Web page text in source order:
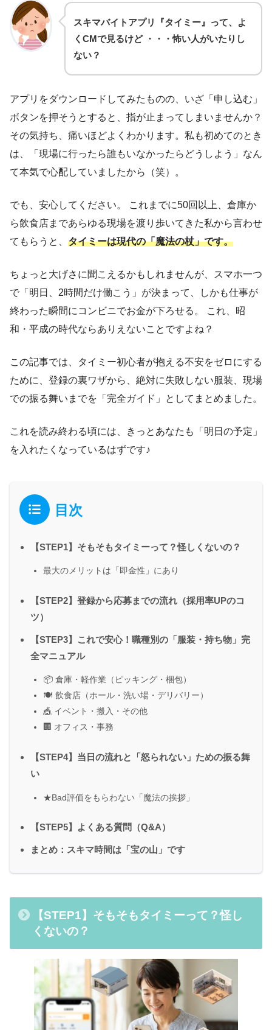
スキマバイトアプリ『タイミー』って、よ
くCMで見るけど ・・・怖い人がいたりし
ない？
アプリをダウンロードしてみたものの、いざ「申し込む」
ボタンを押そうとすると、指が止まってしまいませんか？
その気持ち、痛いほどよくわかります。私も初めてのとき
は、「現場に行ったら誰もいなかったらどうしよう」なん
て本気で心配していましたから（笑）。
でも、安心してください。 これまでに50回以上、倉庫か
ら飲食店まであらゆる現場を渡り歩いてきた私から言わせ
てもらうと、 タイミーは現代の「魔法の杖」です。
ちょっと大げさに聞こえるかもしれませんが、スマホ一つ
で「明日、2時間だけ働こう」が決まって、しかも仕事が
終わった瞬間にコンビニでお金が下ろせる。 これ、昭
和・平成の時代ならありえないことですよね？
この記事では、タイミー初心者が抱える不安をゼロにする
ために、登録の裏ワザから、絶対に失敗しない服装、現場
での振る舞いまでを「完全ガイド」としてまとめました。
これを読み終わる頃には、きっとあなたも「明日の予定」
を入れたくなっているはずです♪
目次
【STEP1】そもそもタイミーって？怪しくないの？
最大のメリットは「即金性」にあり
【STEP2】登録から応募までの流れ（採用率UPのコ
ツ）
【STEP3】これで安心！職種別の「服装・持ち物」完
全マニュアル
📦 倉庫・軽作業（ピッキング・梱包）
🍽 飲食店（ホール・洗い場・デリバリー）
🎪 イベント・搬入・その他
🏢 オフィス・事務
【STEP4】当日の流れと「怒られない」ための振る舞
い
★Bad評価をもらわない「魔法の挨拶」
【STEP5】よくある質問（Q&A）
まとめ：スキマ時間は「宝の山」です
【STEP1】そもそもタイミーって？怪し
くないの？